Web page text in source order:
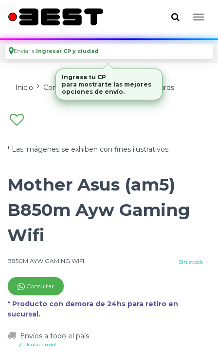
Enviar a Ingresar CP y ciudad
Inicio Componentes De Pc Motherboards
* Las imágenes se exhiben con fines ilustrativos.
Mother Asus (am5)
B850m Ayw Gaming
Wifi
B850M AYW GAMING WIFI Sin stock
Consultar
* Producto con demora de 24hs para retiro en
sucursal.
Envíos a todo el país
¡Calcular envío!
Ingresa tu CP
para mostrarte las mejores
opciones de envío.